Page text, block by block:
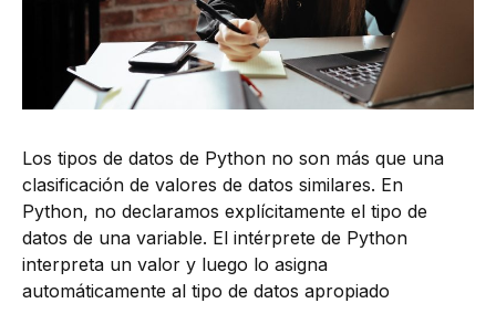
Los tipos de datos de Python no son más que una
clasificación de valores de datos similares. En
Python, no declaramos explícitamente el tipo de
datos de una variable. El intérprete de Python
interpreta un valor y luego lo asigna
automáticamente al tipo de datos apropiado